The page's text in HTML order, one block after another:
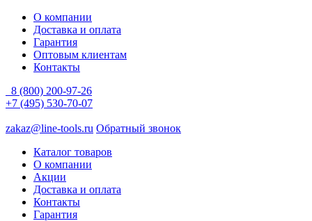
О компании
Доставка и оплата
Гарантия
Оптовым клиентам
Контакты
8 (800) 200-97-26
+7 (495) 530-70-07
zakaz@line-tools.ru Обратный звонок
Каталог товаров
О компании
Акции
Доставка и оплата
Контакты
Гарантия